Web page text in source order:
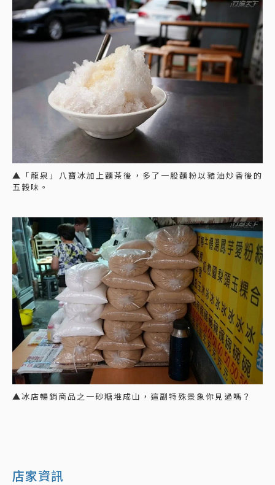
▲「龍泉」八寶冰加上麵茶後，多了一股麵粉以豬油炒香後的
五穀味。
▲冰店暢銷商品之一砂糖堆成山，這副特殊景象你見過嗎？
店家資訊